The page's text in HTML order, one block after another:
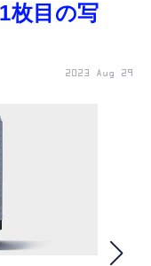
枚目の写
2023 Aug 29